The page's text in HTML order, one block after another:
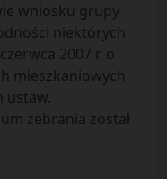
wniosku grupy
niektórych
2007 r. o
mieszkaniowych
ustaw.
zebrania został